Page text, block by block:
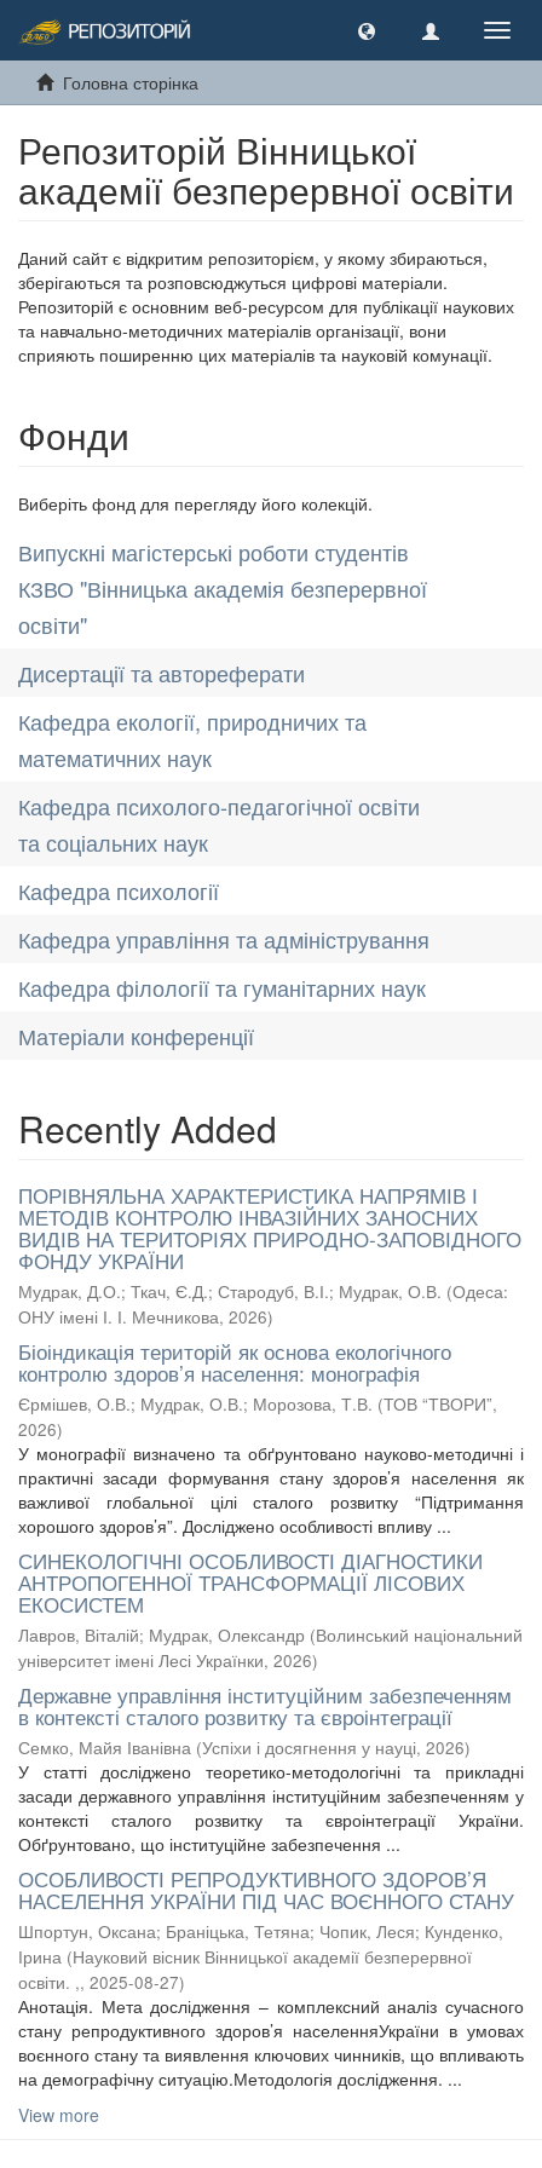
Головна сторінка
Репозиторій Вінницької
академії безперервної освіти
Даний сайт є відкритим репозиторієм, у якому збираються,
зберігаються та розповсюджуться цифрові матеріали.
Репозиторій є основним веб-ресурсом для публікації наукових
та навчально-методичних матеріалів організації, вони
сприяють поширенню цих матеріалів та науковій комунації.
Фонди
Виберіть фонд для перегляду його колекцій.
Випускні магістерські роботи студентів
КЗВО "Вінницька академія безперервної
освіти"
Дисертації та автореферати
Кафедра екології, природничих та
математичних наук
Кафедра психолого-педагогічної освіти
та соціальних наук
Кафедра психології
Кафедра управління та адміністрування
Кафедра філології та гуманітарних наук
Матеріали конференції
Recently Added
ПОРІВНЯЛЬНА ХАРАКТЕРИСТИКА НАПРЯМІВ І
МЕТОДІВ КОНТРОЛЮ ІНВАЗІЙНИХ ЗАНОСНИХ
ВИДІВ НА ТЕРИТОРІЯХ ПРИРОДНО-ЗАПОВІДНОГО
ФОНДУ УКРАЇНИ
Мудрак, Д.О.; Ткач, Є.Д.; Стародуб, В.І.; Мудрак, О.В. (Одеса:
ОНУ імені І. І. Мечникова, 2026)
Біоіндикація територій як основа екологічного
контролю здоров’я населення: монографія
Єрмішев, О.В.; Мудрак, О.В.; Морозова, Т.В. (ТОВ “ТВОРИ”,
2026)
У монографії визначено та обґрунтовано науково-методичні і
практичні засади формування стану здоров’я населення як
важливої глобальної цілі сталого розвитку “Підтримання
хорошого здоров’я”. Досліджено особливості впливу ...
СИНЕКОЛОГІЧНІ ОСОБЛИВОСТІ ДІАГНОСТИКИ
АНТРОПОГЕННОЇ ТРАНСФОРМАЦІЇ ЛІСОВИХ
ЕКОСИСТЕМ
Лавров, Віталій; Мудрак, Олександр (Волинський національний
університет імені Лесі Українки, 2026)
Державне управління інституційним забезпеченням
в контексті сталого розвитку та євроінтеграції
Семко, Майя Іванівна (Успіхи і досягнення у науці, 2026)
У статті досліджено теоретико-методологічні та прикладні
засади державного управління інституційним забезпеченням у
контексті сталого розвитку та євроінтеграції України.
Обґрунтовано, що інституційне забезпечення ...
ОСОБЛИВОСТІ РЕПРОДУКТИВНОГО ЗДОРОВ’Я
НАСЕЛЕННЯ УКРАЇНИ ПІД ЧАС ВОЄННОГО СТАНУ
Шпортун, Оксана; Браніцька, Тетяна; Чопик, Леся; Кунденко,
Ірина (Науковий вісник Вінницької академії безперервної
освіти. ,, 2025-08-27)
Анотація. Мета дослідження – комплексний аналіз сучасного
стану репродуктивного здоров’я населенняУкраїни в умовах
воєнного стану та виявлення ключових чинників, що впливають
на демографічну ситуацію.Методологія дослідження. ...
View more